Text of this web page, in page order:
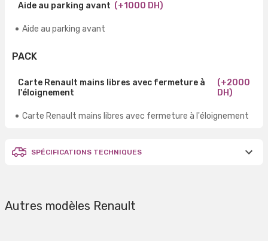
Aide au parking avant (+1000 DH)
Aide au parking avant
PACK
Carte Renault mains libres avec fermeture à
l'éloignement
(+2000
DH)
Carte Renault mains libres avec fermeture à l'éloignement
SPÉCIFICATIONS TECHNIQUES
Autres modèles Renault